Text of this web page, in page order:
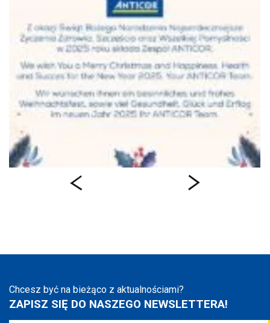
Chcesz być na bieżąco z aktualnościami?
ZAPISZ SIĘ DO NASZEGO NEWSLETTERA!